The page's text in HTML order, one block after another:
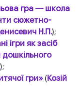
гра — школа
сюжетно-
Н.П.);
ігри як засіб
дошкільного
);
гри» (Козій